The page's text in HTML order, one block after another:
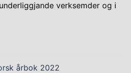
verksemder og i
årbok 2022